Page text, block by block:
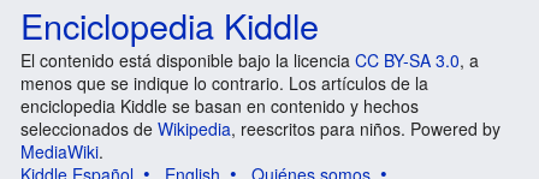
Enciclopedia Kiddle
El contenido está disponible bajo la licencia CC BY-SA 3.0, a
menos que se indique lo contrario. Los artículos de la
enciclopedia Kiddle se basan en contenido y hechos
seleccionados de Wikipedia, reescritos para niños. Powered by
MediaWiki.